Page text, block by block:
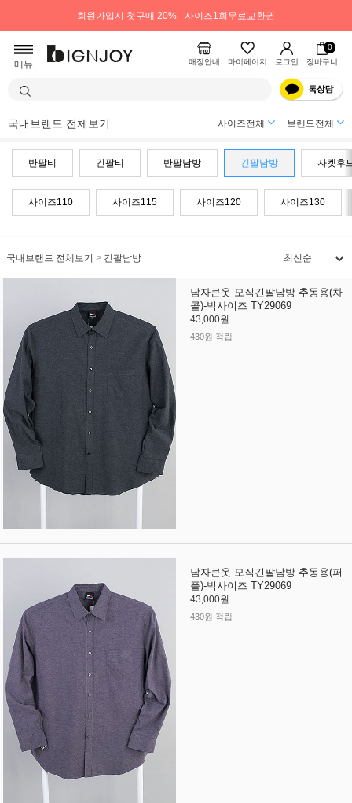
회원가입시 첫구매 20% 사이즈1회무료교환권
메뉴 매장안내 마이페이지 로그인
0
장바구니
국내브랜드 전체보기 사이즈전체 브랜드전체
반팔티 긴팔티 반팔남방 긴팔남방 자켓후
사이즈110 사이즈115 사이즈120 사이즈130
국내브랜드 전체보기 > 긴팔남방
남자큰옷 모직긴팔남방 추동용(차
콜)-빅사이즈 TY29069
43,000원
430원 적립
남자큰옷 모직긴팔남방 추동용(퍼
플)-빅사이즈 TY29069
43,000원
430원 적립